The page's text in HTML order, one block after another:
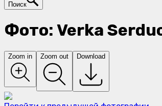
Поиск
Фото: Verka
Zoom in Zoom out Download